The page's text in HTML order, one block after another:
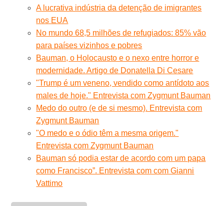
A lucrativa indústria da detenção de imigrantes
nos EUA
No mundo 68,5 milhões de refugiados: 85% vão
para países vizinhos e pobres
Bauman, o Holocausto e o nexo entre horror e
modernidade. Artigo de Donatella Di Cesare
"Trump é um veneno, vendido como antídoto aos
males de hoje." Entrevista com Zygmunt Bauman
Medo do outro (e de si mesmo). Entrevista com
Zygmunt Bauman
"O medo e o ódio têm a mesma origem."
Entrevista com Zygmunt Bauman
Bauman só podia estar de acordo com um papa
como Francisco”. Entrevista com com Gianni
Vattimo